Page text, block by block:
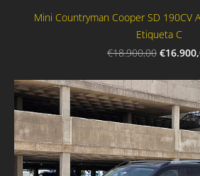
Mini Countryman Cooper SD 190CV
Etiqueta C
€18.900,00